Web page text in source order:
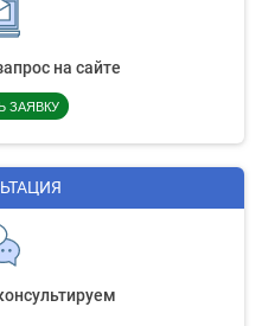
на сайте
ЗАЯВКУ